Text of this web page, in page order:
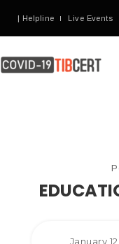
| Helpline Live Events
January